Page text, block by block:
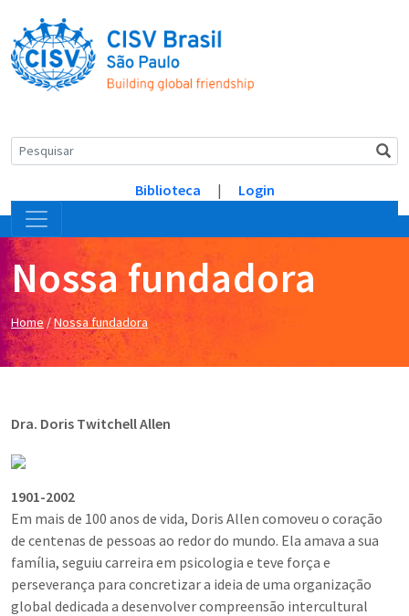
Biblioteca | Login
Nossa fundadora
Home /Nossa fundadora
Dra. Doris Twitchell Allen
1901-2002
Em mais de 100 anos de vida, Doris Allen comoveu o coração
de centenas de pessoas ao redor do mundo. Ela amava a sua
família, seguiu carreira em psicologia e teve força e
perseverança para concretizar a ideia de uma organização
global dedicada a desenvolver compreensão intercultural